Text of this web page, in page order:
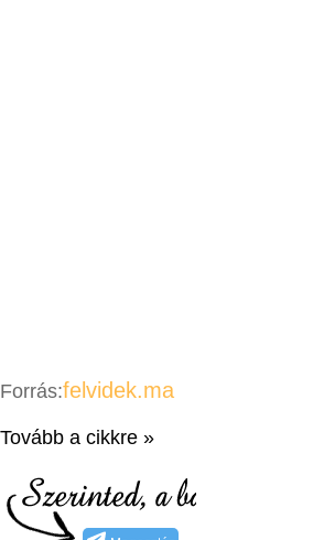
Forrás:felvidek.ma
Tovább a cikkre »